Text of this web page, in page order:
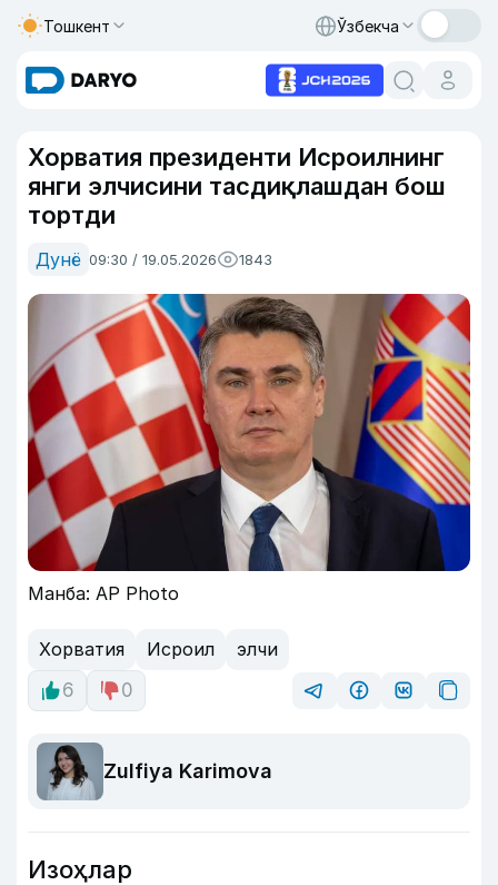
Тошкент Ўзбекча
Хорватия президенти Исроилнинг
янги элчисини тасдиқлашдан бош
тортди
Дунё 09:30 / 19.05.2026 1843
Манба: AP Photo
Хорватия Исроил
элчи
6
0
Zulfiya Karimova
Изоҳлар